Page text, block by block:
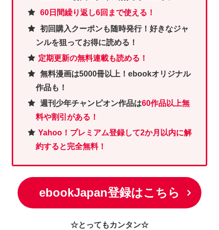
60日間繰り返し6回まで使える！
初回購入クーポンも随時発行！好きなジャ
ンルを狙ってお得に読める！
定期更新の無料連載も読める！
無料漫画は5000冊以上！ebookオリジナル
作品も！
週刊少年チャンピオン作品は60作品以上無
料や割引がある！
Yahoo！プレミアム登録して2か月以内に解
約すると完全無料！
ebookJapan登録はこちら
☆とってもカンタン☆